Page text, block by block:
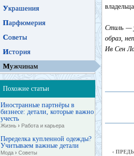
Украшения
Парфюмерия
Советы
История
Мужчинам
Похожие статьи
Иностранные партнёры в
бизнесе: детали, которые важно
учесть
Жизнь › Работа и карьера
Переделка купленной одежды?
Учитываем важные детали
Мода › Советы
Стиль —
образ,
Ив Сен
‹